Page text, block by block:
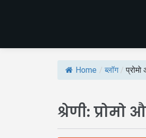
Home / ब्लॉग /
श्रेणी: प्रोमो